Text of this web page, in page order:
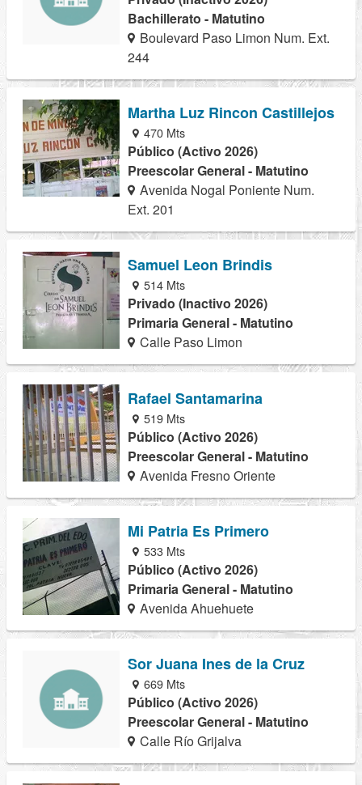
Bachillerato - Matutino
Boulevard Paso Limon Num. Ext.
244
Martha Luz Rincon Castillejos
470 Mts
Público (Activo 2026)
Preescolar General - Matutino
Avenida Nogal Poniente Num.
Ext. 201
Samuel Leon Brindis
514 Mts
Privado (Inactivo 2026)
Primaria General - Matutino
Calle Paso Limon
Rafael Santamarina
519 Mts
Público (Activo 2026)
Preescolar General - Matutino
Avenida Fresno Oriente
Mi Patria Es Primero
533 Mts
Público (Activo 2026)
Primaria General - Matutino
Avenida Ahuehuete
Sor Juana Ines de la Cruz
669 Mts
Público (Activo 2026)
Preescolar General - Matutino
Calle Río Grijalva